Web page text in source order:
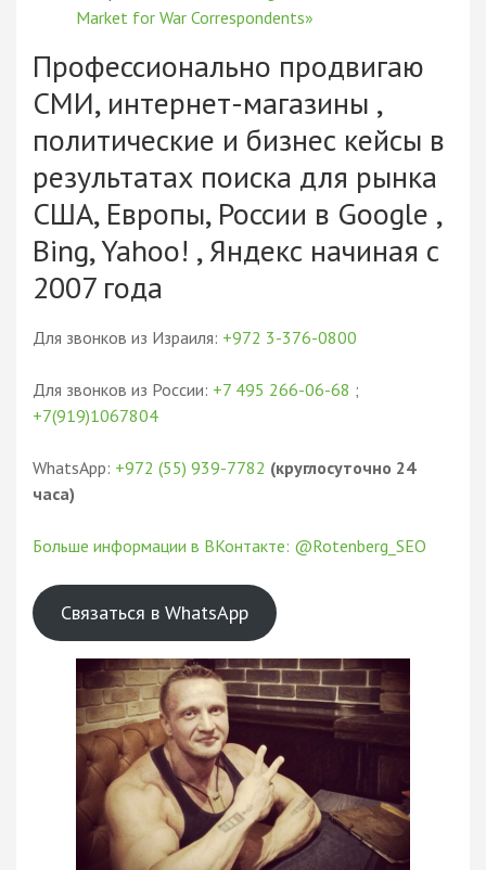
Market for War Correspondents»
Профессионально продвигаю
СМИ, интернет-магазины ,
политические и бизнес кейсы в
результатах поиска для рынка
США, Европы, России в Google ,
Bing, Yahoo! , Яндекс начиная с
2007 года
Для звонков из Израиля: +972 3-376-0800
Для звонков из России: +7 495 266-06-68 ;
+7(919)1067804
WhatsApp: +972 (55) 939-7782 (круглосуточно 24
часа)
Больше информации в ВКонтакте: @Rotenberg_SEO
Связаться в WhatsApp